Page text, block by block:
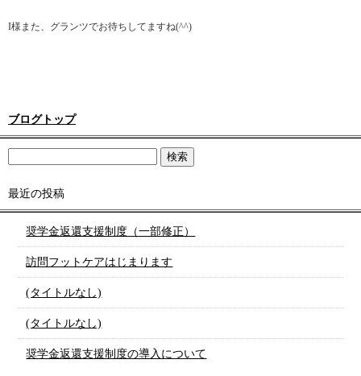
I様また、グランツでお待ちしてますね(^^)
ブログトップ
最近の投稿
奨学金返還支援制度（一部修正）
訪問フットケアはじまります
(タイトルなし)
(タイトルなし)
奨学金返還支援制度の導入について